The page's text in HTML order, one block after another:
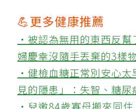
💪更多健康推薦
‧被認為無用的東西反幫
婦慶幸沒隨手丟棄的3樣
‧健檢血糖正常別安心太
見的隱患」：失智、糖尿